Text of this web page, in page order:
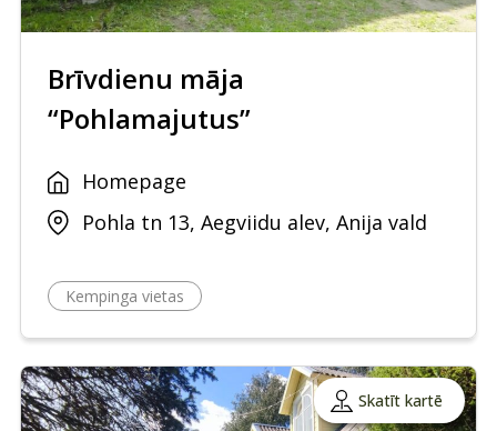
Brīvdienu māja
“Pohlamajutus”
Homepage
Pohla tn 13, Aegviidu alev, Anija vald
Kempinga vietas
Skatīt kartē